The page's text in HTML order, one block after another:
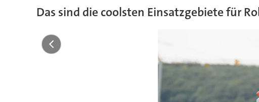
Das sind die coolsten Einsatzgebiete für